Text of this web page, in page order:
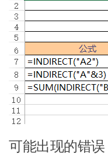
可能出现的错误